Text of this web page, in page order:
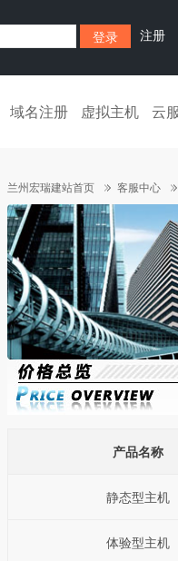
注册
域名注册 虚拟主机 云
兰州宏瑞建站首页 客服中心
产品名称
静态型主机
体验型主机